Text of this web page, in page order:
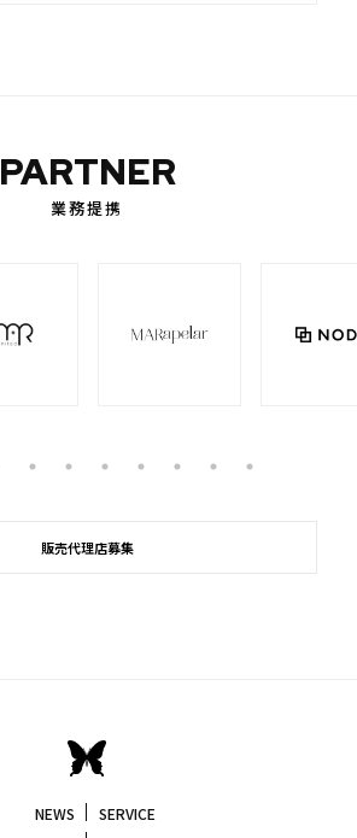
PARTNER
業務提携
販売代理店募集
NEWS
SERVICE